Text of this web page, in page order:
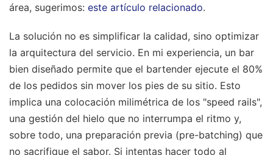
área, sugerimos: este artículo relacionado.
La solución no es simplificar la calidad, sino optimizar
la arquitectura del servicio. En mi experiencia, un bar
bien diseñado permite que el bartender ejecute el 80%
de los pedidos sin mover los pies de su sitio. Esto
implica una colocación milimétrica de los "speed rails",
una gestión del hielo que no interrumpa el ritmo y,
sobre todo, una preparación previa (pre-batching) que
no sacrifique el sabor. Si intentas hacer todo al